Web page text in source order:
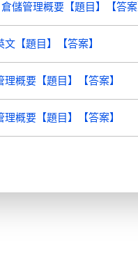
倉儲管理概要【題目】【答案
文【題目】【答案】
理概要【題目】【答案】
理概要【題目】【答案】